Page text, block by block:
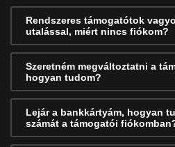
Rendszeres támogatótok
utalással, miért nincs fiókom?
Szeretném megváltoztatni a
hogyan tudom?
Lejár a bankkártyám, hogyan
számát a támogatói